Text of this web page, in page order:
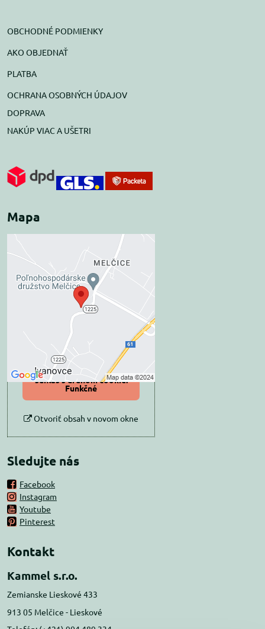
OBCHODNÉ PODMIENKY
AKO OBJEDNAŤ
PLATBA
OCHRANA OSOBNÝCH ÚDAJOV
DOPRAVA
NAKÚP VIAC A UŠETRI
Mapa
Externý obsah je
blokovaný Voľbami
súkromia
Prajete si načítať externý obsah?
Povoliť tentokrát
Povoliť a zapamätať -
súhlas s druhom cookie:
Funkčné
Otvoriť obsah v novom okne
Sledujte nás
Facebook
Instagram
Youtube
Pinterest
Kontakt
Kammel s.r.o.
Zemianske Lieskové 433
913 05 Melčice - Lieskové